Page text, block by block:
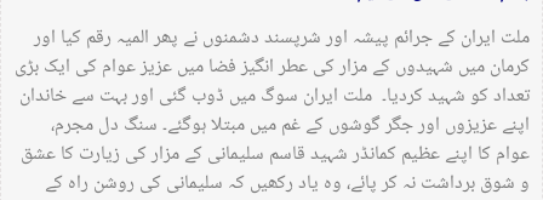
ملت ایران کے جرائم پیشہ اور شرپسند دشمنوں نے پھر المیہ رقم کیا اور
کرمان میں شہیدوں کے مزار کی عطر انگیز فضا میں عزیز عوام کی ایک بڑی
تعداد کو شہید کردیا۔ ملت ایران سوگ میں ڈوب گئی اور بہت سے خاندان
اپنے عزیزوں اور جگر گوشوں کے غم میں مبتلا ہوگئے۔ سنگ دل مجرم،
عوام کا اپنے عظیم کمانڈر شہید قاسم سلیمانی کے مزار کی زیارت کا عشق
و شوق برداشت نہ کر پائے، وہ یاد رکھیں کہ سلیمانی کی روشن راہ کے